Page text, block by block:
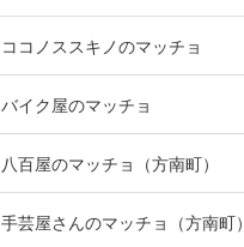
ココノススキノのマッチョ
バイク屋のマッチョ
八百屋のマッチョ（方南町）
手芸屋さんのマッチョ（方南町）